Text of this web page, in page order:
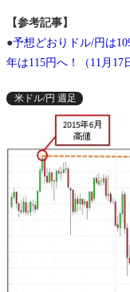
【参考記事】
●予想どおりドル/円は
年は115円へ！（11月17
米ドル/円 週足